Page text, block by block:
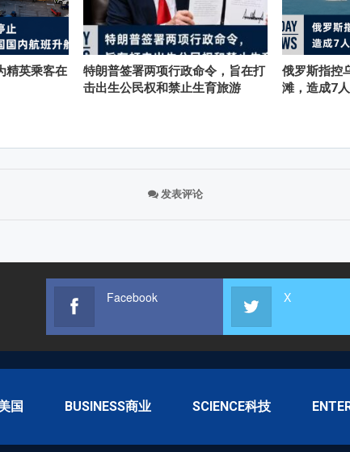
精英乘客在
特朗普签署两项行政命令，旨在打
击出生公民权和禁止生育旅游
俄罗斯指控
滩，造成7
发表评论
Facebook X
国 BUSINESS商业 SCIENCE科技